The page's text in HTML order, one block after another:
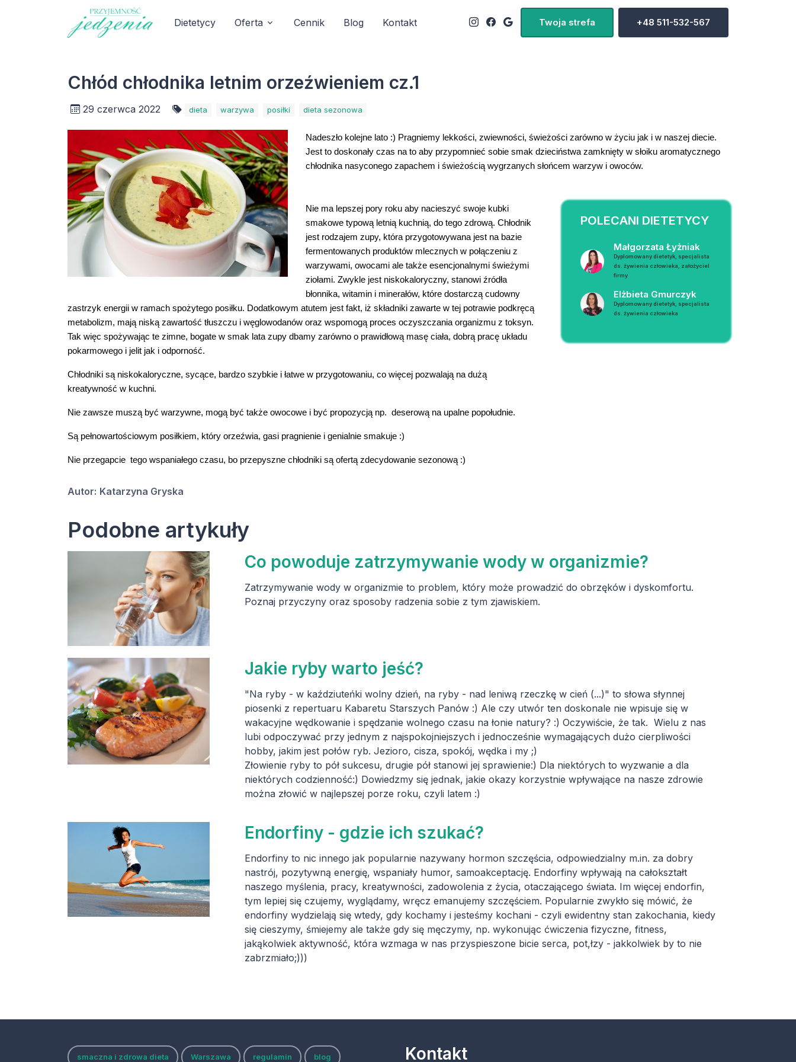
Dietetycy Oferta Cennik Blog Kontakt Twoja strefa +48 511-532-567
Chłód chłodnika letnim orzeźwieniem cz.1
29 czerwca 2022 dieta warzywa posiłki dieta sezonowa
Nadeszło kolejne lato :) Pragniemy lekkości, zwiewności, świeżości zarówno w życiu jak i w naszej diecie.
Jest to doskonały czas na to aby przypomnieć sobie smak dzieciństwa zamknięty w słoiku aromatycznego
chłodnika nasyconego zapachem i świeżością wygrzanych słońcem warzyw i owoców.
POLECANI DIETETYCY
Małgorzata Łyżniak
Dyplomowany dietetyk, specjalista
ds. żywienia człowieka, założyciel
firmy
Elżbieta Gmurczyk
Dyplomowany dietetyk, specjalista
ds. żywienia człowieka
Nie ma lepszej pory roku aby nacieszyć swoje kubki
smakowe typową letnią kuchnią, do tego zdrową. Chłodnik
jest rodzajem zupy, która przygotowywana jest na bazie
fermentowanych produktów mlecznych w połączeniu z
warzywami, owocami ale także esencjonalnymi świeżymi
ziołami. Zwykle jest niskokaloryczny, stanowi źródła
błonnika, witamin i minerałów, które dostarczą cudowny
zastrzyk energii w ramach spożytego posiłku. Dodatkowym atutem jest fakt, iż składniki zawarte w tej potrawie podkręcą
metabolizm, mają niską zawartość tłuszczu i węglowodanów oraz wspomogą proces oczyszczania organizmu z toksyn.
Tak więc spożywając te zimne, bogate w smak lata zupy dbamy zarówno o prawidłową masę ciała, dobrą pracę układu
pokarmowego i jelit jak i odporność.
Chłodniki są niskokaloryczne, sycące, bardzo szybkie i łatwe w przygotowaniu, co więcej pozwalają na dużą
kreatywność w kuchni.
Nie zawsze muszą być warzywne, mogą być także owocowe i być propozycją np.  deserową na upalne popołudnie.
Są pełnowartościowym posiłkiem, który orzeźwia, gasi pragnienie i genialnie smakuje :)
Nie przegapcie  tego wspaniałego czasu, bo przepyszne chłodniki są ofertą zdecydowanie sezonową :)
Autor: Katarzyna Gryska
Podobne artykuły
Co powoduje zatrzymywanie wody w organizmie?
Zatrzymywanie wody w organizmie to problem, który może prowadzić do obrzęków i dyskomfortu.
Poznaj przyczyny oraz sposoby radzenia sobie z tym zjawiskiem.
Jakie ryby warto jeść?
"Na ryby - w kaździuteńki wolny dzień, na ryby - nad leniwą rzeczkę w cień (...)" to słowa słynnej
piosenki z repertuaru Kabaretu Starszych Panów :) Ale czy utwór ten doskonale nie wpisuje się w
wakacyjne wędkowanie i spędzanie wolnego czasu na łonie natury? :) Oczywiście, że tak. Wielu z nas
lubi odpoczywać przy jednym z najspokojniejszych i jednocześnie wymagających dużo cierpliwości
hobby, jakim jest połów ryb. Jezioro, cisza, spokój, wędka i my ;)
Złowienie ryby to pół sukcesu, drugie pół stanowi jej sprawienie:) Dla niektórych to wyzwanie a dla
niektórych codzienność:) Dowiedzmy się jednak, jakie okazy korzystnie wpływające na nasze zdrowie
można złowić w najlepszej porze roku, czyli latem :)
Endorfiny - gdzie ich szukać?
Endorfiny to nic innego jak popularnie nazywany hormon szczęścia, odpowiedzialny m.in. za dobry
nastrój, pozytywną energię, wspaniały humor, samoakceptację. Endorfiny wpływają na całokształt
naszego myślenia, pracy, kreatywności, zadowolenia z życia, otaczającego świata. Im więcej endorfin,
tym lepiej się czujemy, wyglądamy, wręcz emanujemy szczęściem. Popularnie zwykło się mówić, że
endorfiny wydzielają się wtedy, gdy kochamy i jesteśmy kochani - czyli ewidentny stan zakochania, kiedy
się cieszymy, śmiejemy ale także gdy się męczymy, np. wykonując ćwiczenia fizyczne, fitness,
jakąkolwiek aktywność, która wzmaga w nas przyspieszone bicie serca, pot,łzy - jakkolwiek by to nie
zabrzmiało;)))
smaczna i zdrowa dieta Warszawa regulamin blog Kontakt